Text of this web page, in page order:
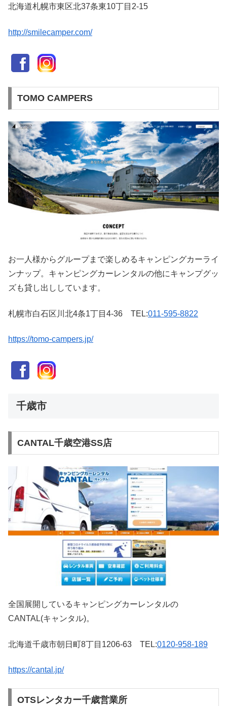
北海道札幌市東区北37条東10丁目2-15
http://smilecamper.com/
TOMO CAMPERS
お一人様からグループまで楽しめるキャンピングカーライ
ンナップ。キャンピングカーレンタルの他にキャンプグッ
ズも貸し出ししています。
札幌市白石区川北4条1丁目4-36 TEL:011-595-8822
https://tomo-campers.jp/
千歳市
CANTAL千歳空港SS店
全国展開しているキャンピングカーレンタルの
CANTAL(キャンタル)。
北海道千歳市朝日町8丁目1206-63 TEL:0120-958-189
https://cantal.jp/
OTSレンタカー千歳営業所